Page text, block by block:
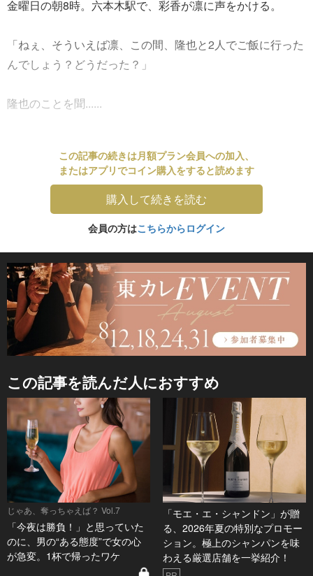
金曜日の朝8時。六本木駅で、彩香が凛に声をかける。
「ねぇ、そういえば凛、この間、隆也と2人でご飯に行った
んでしょう？どうだった？」
隆也のことを聞......
この記事の続きは月額プラン会員への加入、
またはアプリでコイン購入をすると読めます
購入して続きを読む
会員の方はこちらからログイン
この記事を読んだ人におすすめ
じゃあ、奪っちゃえば？ Vol.7
「今夜は勝負！」と思っていた
のに、男の“ある態度”で女の心
が急変。1杯で帰ったワケ
「モエ・エ・シャンドン」が贈
る、2026年夏の特別なプロモー
ション。極上のシャンパンを味
わえる厳選店舗を一挙紹介！